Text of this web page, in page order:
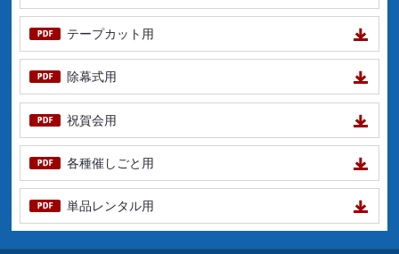
テープカット用
除幕式用
祝賀会用
各種催しごと用
単品レンタル用